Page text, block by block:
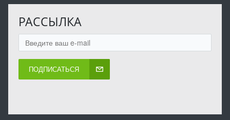
РАССЫЛКА
ПОДПИСАТЬСЯ